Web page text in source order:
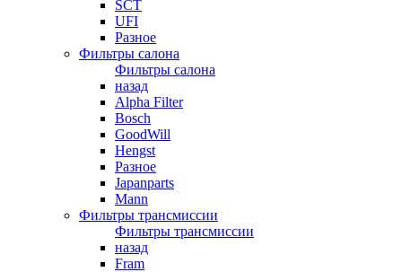
SCT
UFI
Разное
Фильтры салона
Фильтры салона
назад
Alpha Filter
Bosch
GoodWill
Hengst
Разное
Japanparts
Mann
Фильтры трансмиссии
Фильтры трансмиссии
назад
Fram